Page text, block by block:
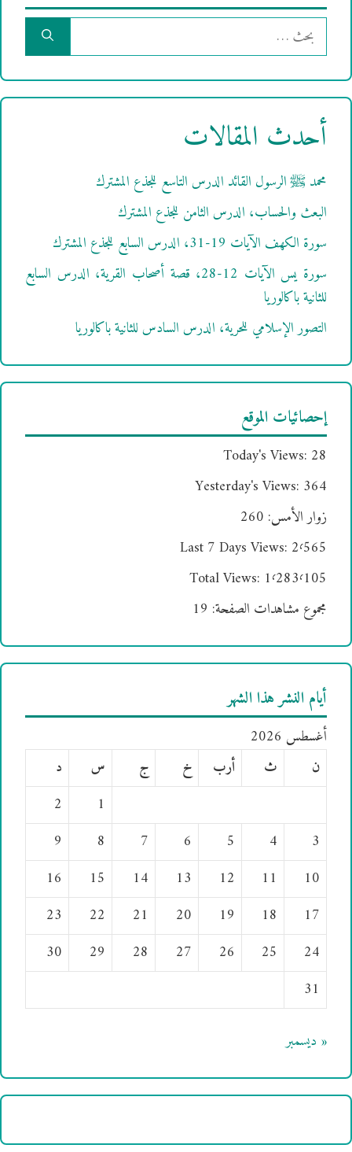
البحث
عن:
أحدث المقالات
محمد ﷺ الرسول القائد الدرس التاسع للجذع المشترك
البعث والحساب، الدرس الثامن للجذع المشترك
سورة الكهف الآيات 19-31، الدرس السابع للجذع المشترك
سورة يس الآيات 12-28، قصة أصحاب القرية، الدرس السابع
للثانية باكالوريا
التصور الإسلامي للحرية، الدرس السادس للثانية باكالوريا
إحصائيات الموقع
Today's Views: 28
Yesterday's Views: 364
زوار الأمس: 260
Last 7 Days Views: 2٬565
Total Views: 1٬283٬105
مجموع مشاهدات الصفحة: 19
أيام النشر هذا الشهر
أغسطس 2026
ن
ث أرب خ ج س
د
1
2
3
4
5
6
7
8
9
10
11
12
13
14
15
16
17
18
19
20
21
22
23
24
25
26
27
28
29
30
31
« ديسمبر